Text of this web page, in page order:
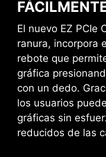
El nuevo EZ PCIe
ranura, incorpora
rebote que
gráfica
con un dedo.
los usuarios
gráficas sin
reducidos de las
Cabecera JAF_1
adicionales
mediante el uso
EZ Conn,
proceso de
inteligencia
más inteligentes y
Center
intuitiva para
Por ejemplo, AI
la
estés utilizando,
fluido y